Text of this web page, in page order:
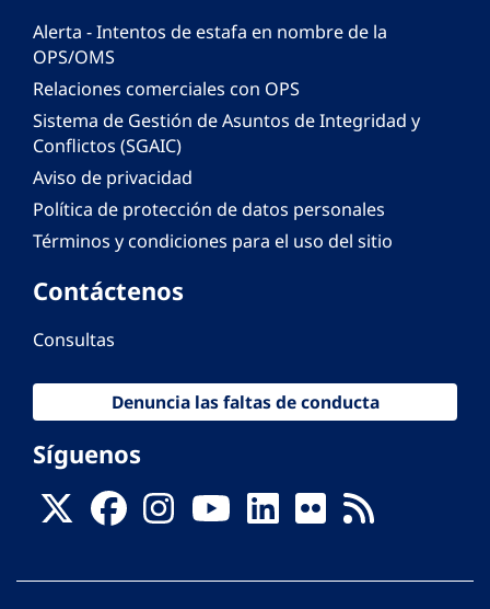
Alerta - Intentos de estafa en nombre de la
OPS/OMS
Relaciones comerciales con OPS
Sistema de Gestión de Asuntos de Integridad y
Conflictos (SGAIC)
Aviso de privacidad
Política de protección de datos personales
Términos y condiciones para el uso del sitio
Contáctenos
Consultas
Denuncia las faltas de conducta
Síguenos